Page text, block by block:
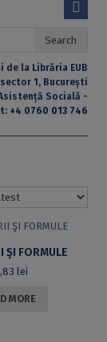
Search
la Librăria EUB
1, București
Socială -
+4 0760 013 746
ŞI FORMULE
lei
MORE